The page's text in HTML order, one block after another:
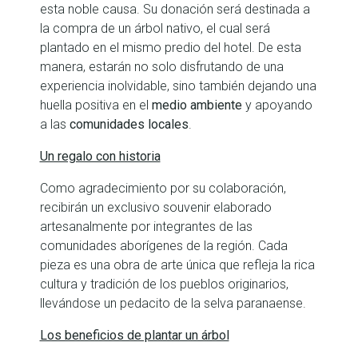
esta noble causa. Su donación será destinada a
la compra de un árbol nativo, el cual será
plantado en el mismo predio del hotel. De esta
manera, estarán no solo disfrutando de una
experiencia inolvidable, sino también dejando una
huella positiva en el medio ambientey apoyando
a las comunidades locales.
Un regalo con historia
Como agradecimiento por su colaboración,
recibirán un exclusivo souvenir elaborado
artesanalmente por integrantes de las
comunidades aborígenes de la región. Cada
pieza es una obra de arte única que refleja la rica
cultura y tradición de los pueblos originarios,
llevándose un pedacito de la selva paranaense.
Los beneficios de plantar un árbol